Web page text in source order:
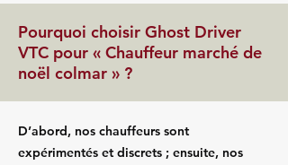
Pourquoi choisir Ghost Driver
VTC pour « Chauffeur marché de
noël colmar » ?
D’abord, nos chauffeurs sont
expérimentés et discrets ; ensuite, nos